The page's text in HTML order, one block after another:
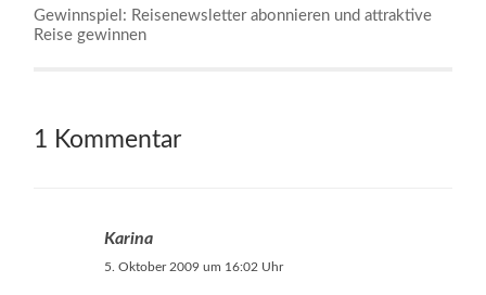
Gewinnspiel: Reisenewsletter abonnieren und attraktive
Reise gewinnen
1 Kommentar
Karina
5. Oktober 2009 um 16:02 Uhr